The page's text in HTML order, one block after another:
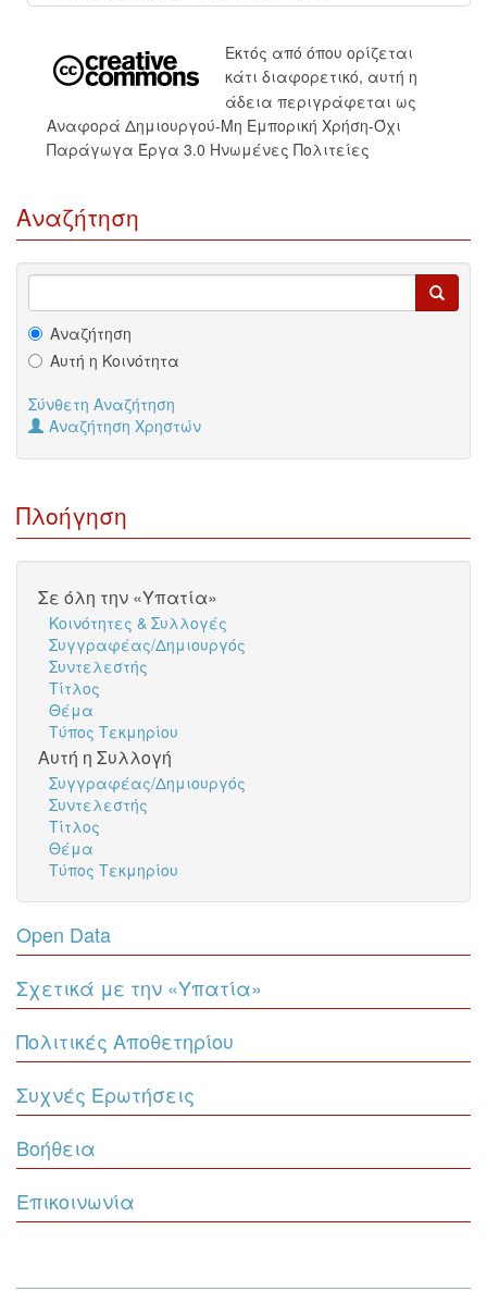
Εκτός από όπου ορίζεται
κάτι διαφορετικό, αυτή η
άδεια περιγράφεται ως
Αναφορά Δημιουργού-Μη Εμπορική Χρήση-Όχι
Παράγωγα Έργα 3.0 Ηνωμένες Πολιτείες
Αναζήτηση
Αναζήτηση
Αυτή η Κοινότητα
Σύνθετη Αναζήτηση
Αναζήτηση Χρηστών
Πλοήγηση
Σε όλη την «Υπατία»
Κοινότητες & Συλλογές
Συγγραφέας/Δημιουργός
Συντελεστής
Τίτλος
Θέμα
Τύπος Τεκμηρίου
Αυτή η Συλλογή
Συγγραφέας/Δημιουργός
Συντελεστής
Τίτλος
Θέμα
Τύπος Τεκμηρίου
Open Data
Σχετικά με την «Υπατία»
Πολιτικές Αποθετηρίου
Συχνές Ερωτήσεις
Βοήθεια
Επικοινωνία